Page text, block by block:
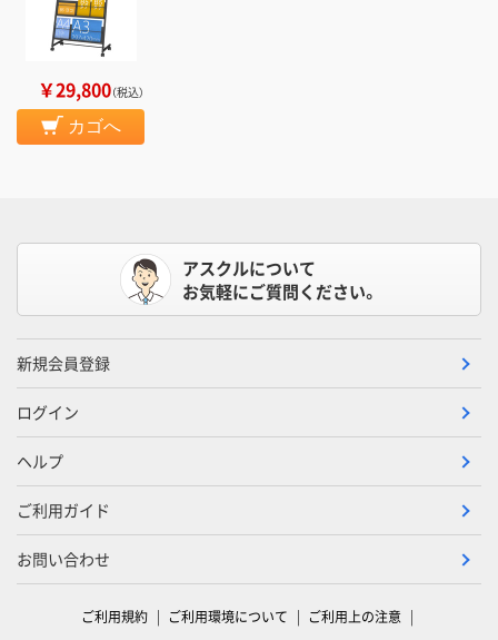
￥29,800（税込）
カゴへ
アスクルについて
お気軽にご質問ください。
新規会員登録
ログイン
ヘルプ
ご利用ガイド
お問い合わせ
ご利用規約 ご利用環境について
ご利用上の注意